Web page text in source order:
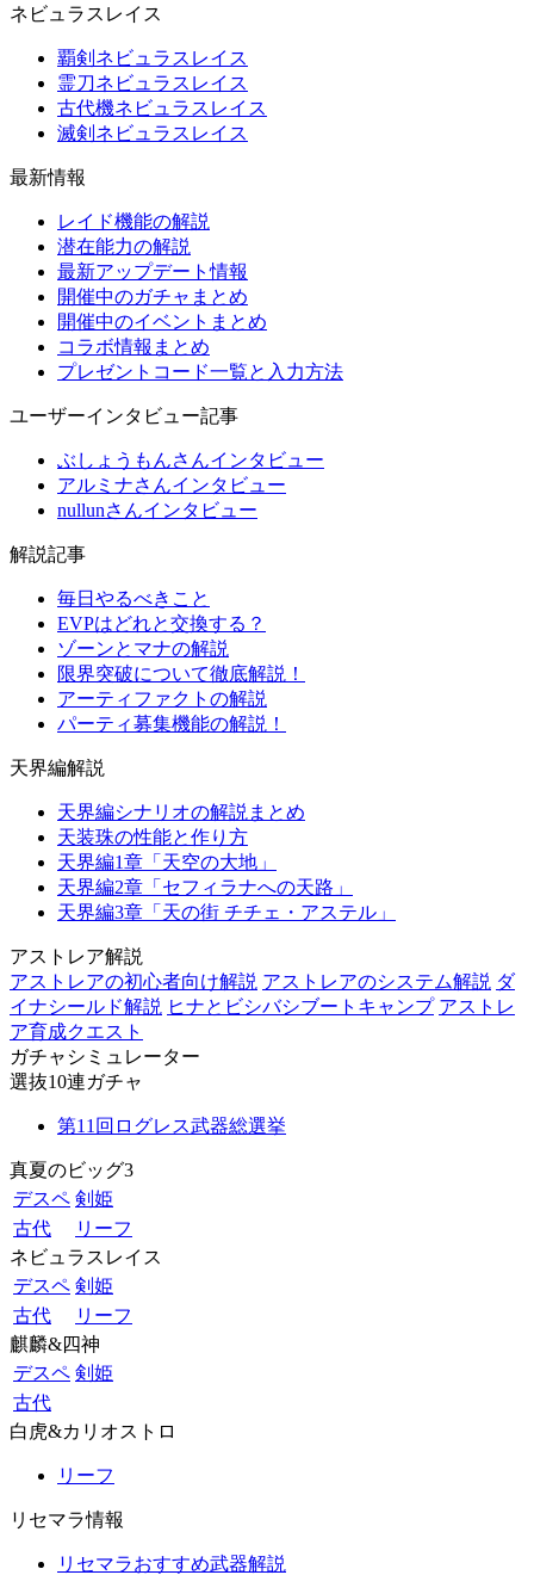
ネビュラスレイス
覇剣ネビュラスレイス
霊刀ネビュラスレイス
古代機ネビュラスレイス
滅剣ネビュラスレイス
最新情報
レイド機能の解説
潜在能力の解説
最新アップデート情報
開催中のガチャまとめ
開催中のイベントまとめ
コラボ情報まとめ
プレゼントコード一覧と入力方法
ユーザーインタビュー記事
ぶしょうもんさんインタビュー
アルミナさんインタビュー
nullunさんインタビュー
解説記事
毎日やるべきこと
EVPはどれと交換する？
ゾーンとマナの解説
限界突破について徹底解説！
アーティファクトの解説
パーティ募集機能の解説！
天界編解説
天界編シナリオの解説まとめ
天装珠の性能と作り方
天界編1章「天空の大地」
天界編2章「セフィラナへの天路」
天界編3章「天の街 チチェ・アステル」
アストレア解説
アストレアの初心者向け解説 アストレアのシステム解説 ダ
イナシールド解説 ヒナとビシバシブートキャンプ アストレ
ア育成クエスト
ガチャシミュレーター
選抜10連ガチャ
第11回ログレス武器総選挙
真夏のビッグ3
デスペ 剣姫
古代
リーフ
ネビュラスレイス
デスペ 剣姫
古代
リーフ
麒麟&四神
デスペ 剣姫
古代
白虎&カリオストロ
リーフ
リセマラ情報
リセマラおすすめ武器解説